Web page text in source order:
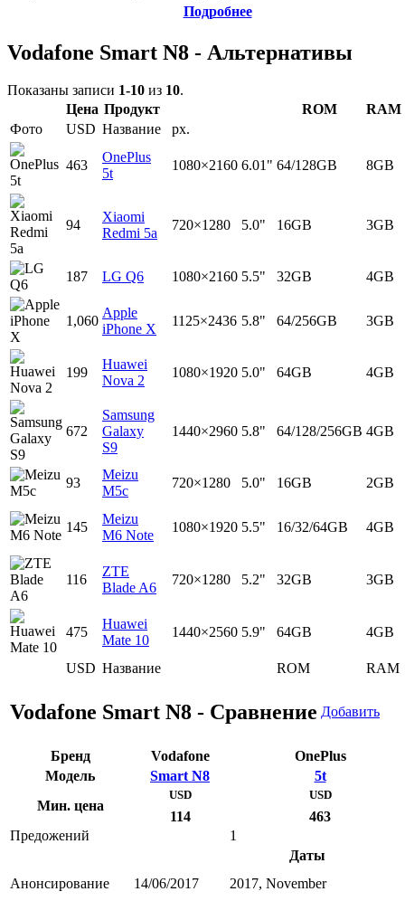
Подробнее
Vodafone Smart N8 - Альтернативы
Показаны записи 1-10 из 10.
Цена Продукт ROM
RAM
Фото
USD Название px.
USD Название ROM RAM
463
OnePlus
5t
1080×2160 6.01" 64/128GB 8GB
94
Xiaomi
Redmi 5a
720×1280 5.0" 16GB 3GB
187 LG Q6 1080×2160 5.5" 32GB 4GB
1,060
Apple
iPhone X
1125×2436 5.8" 64/256GB 3GB
199
Huawei
Nova 2
1080×1920 5.0" 64GB 4GB
672
Samsung
Galaxy
S9
1440×2960 5.8" 64/128/256GB 4GB
93
Meizu
M5c
720×1280 5.0" 16GB 2GB
145
Meizu
M6 Note
1080×1920 5.5" 16/32/64GB 4GB
116
ZTE
Blade A6
720×1280 5.2" 32GB 3GB
475
Huawei
Mate 10
1440×2560 5.9" 64GB 4GB
Vodafone Smart N8 - Сравнение Добавить
Бренд Vodafone
OnePlus
Модель
Smart N8
5t
Мин. цена
USD
114
USD
463
Предожений
1
Даты
Анонсирование
14/06/2017 2017, November